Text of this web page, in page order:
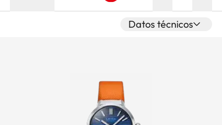
Datos técnicos